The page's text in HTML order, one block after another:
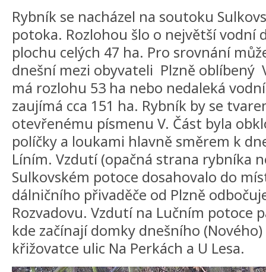
Rybník se nacházel na soutoku
potoka. Rozlohou šlo o největší vodní
plochu celých 47 ha. Pro srovnání
dnešní mezi obyvateli Plzně oblíbený
má rozlohu 53 ha nebo nedaleká
zaujímá cca 151 ha. Rybník by se
otevřenému písmenu V. Část byla
políčky a loukami hlavně směrem k
Líním. Vzdutí (opačná strana rybníka
Sulkovském potoce dosahovalo do
dálničního přivaděče od Plzně
Rozvadovu. Vzdutí na Lučním potoce
kde začínají domky dnešního
křižovatce ulic Na Perkách a U Lesa.